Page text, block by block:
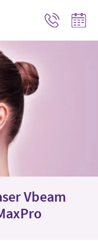
Contactonline
Vbeam